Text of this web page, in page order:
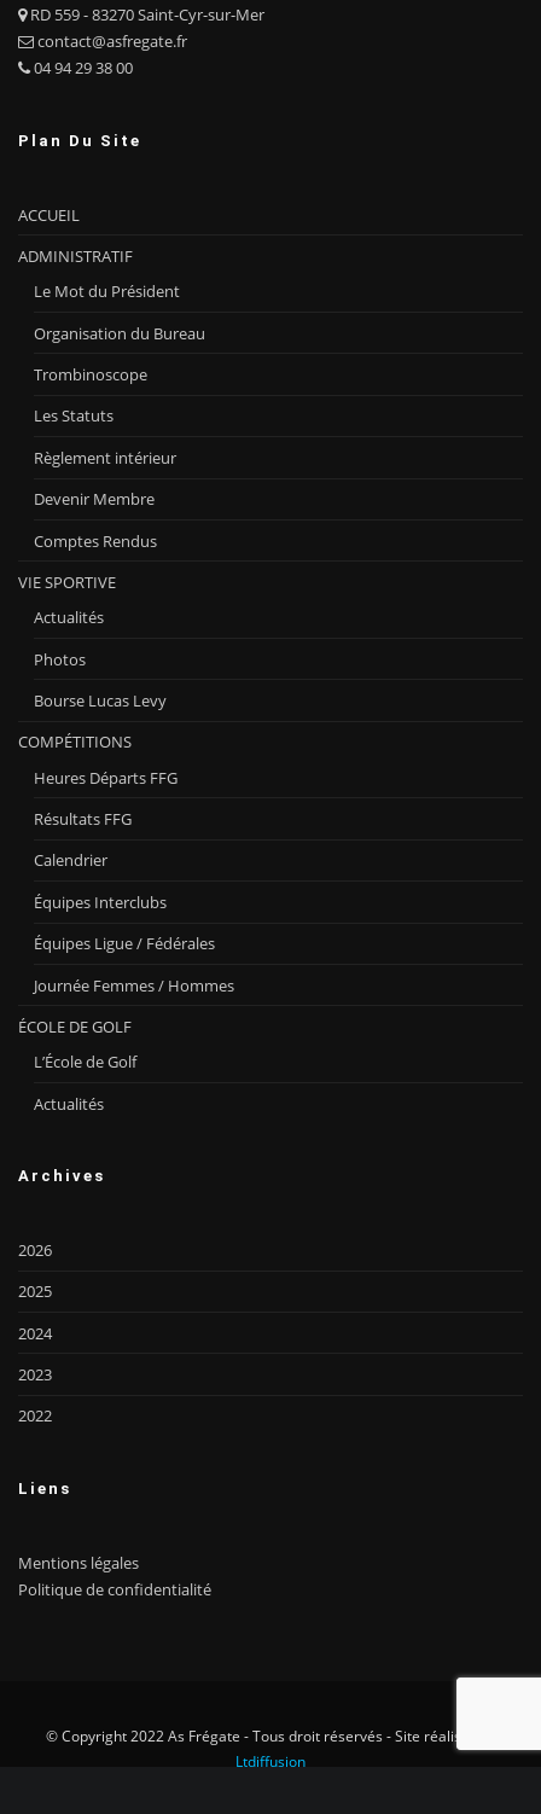
RD 559 - 83270 Saint-Cyr-sur-Mer
contact@asfregate.fr
04 94 29 38 00
Plan Du Site
ACCUEIL
ADMINISTRATIF
Le Mot du Président
Organisation du Bureau
Trombinoscope
Les Statuts
Règlement intérieur
Devenir Membre
Comptes Rendus
VIE SPORTIVE
Actualités
Photos
Bourse Lucas Levy
COMPÉTITIONS
Heures Départs FFG
Résultats FFG
Calendrier
Équipes Interclubs
Équipes Ligue / Fédérales
Journée Femmes / Hommes
ÉCOLE DE GOLF
L’École de Golf
Actualités
Archives
2026
2025
2024
2023
2022
Liens
Mentions légales
Politique de confidentialité
© Copyright 2022 As Frégate - Tous droit réservés - Site réalisé par
Ltdiffusion